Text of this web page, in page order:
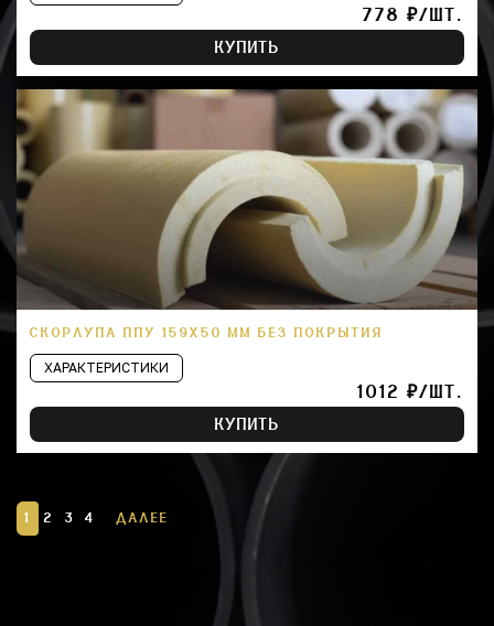
778 ₽/ШТ.
КУПИТЬ
СКОРЛУПА ППУ 159Х50 ММ БЕЗ ПОКРЫТИЯ
ХАРАКТЕРИСТИКИ
1012 ₽/ШТ.
КУПИТЬ
1 2 3 4 ДАЛЕЕ